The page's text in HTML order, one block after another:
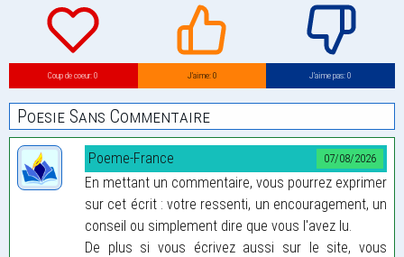
Coup de coeur: 0 J’aime: 0 J’aime pas: 0
Poesie Sans Commentaire
07/08/2026
Poeme-France
En mettant un commentaire, vous pourrez exprimer
sur cet écrit : votre ressenti, un encouragement, un
conseil ou simplement dire que vous l'avez lu.
De plus si vous écrivez aussi sur le site, vous